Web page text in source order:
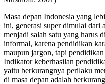
Masa depan Indonesia yang
ini, generasi super dimulai dari
menjadi salah satu yang harus
informal, karena pendidikan
maupun jargon, tapi
Indikator keberhasilan
yaitu berkurangnya perilaku
di masa depan adalah